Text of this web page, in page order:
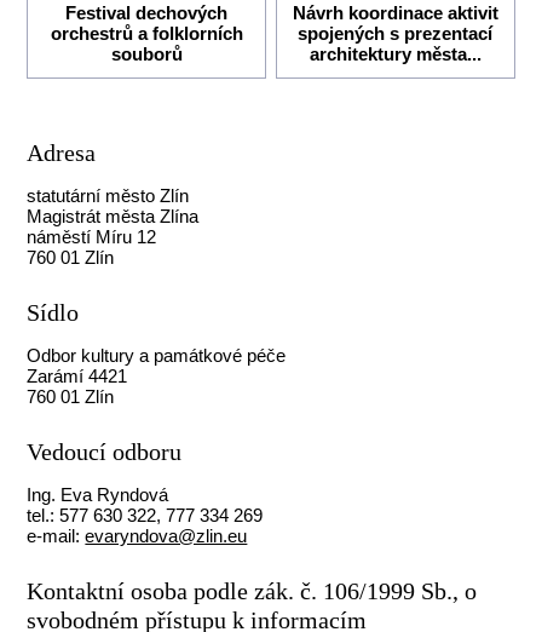
Festival dechových
orchestrů a folklorních
souborů
Návrh koordinace aktivit
spojených s prezentací
architektury města...
Adresa
statutární město Zlín
Magistrát města Zlína
náměstí Míru 12
760 01 Zlín
Sídlo
Odbor kultury a památkové péče
Zarámí 4421
760 01 Zlín
Vedoucí odboru
Ing. Eva Ryndová
tel.: 577 630 322, 777 334 269
e-mail:evaryndova@zlin.eu
Kontaktní osoba podle zák. č. 106/1999 Sb., o
svobodném přístupu k informacím